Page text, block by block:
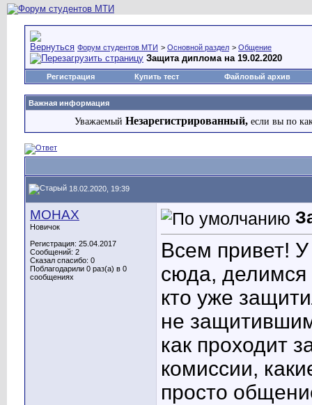
Форум студентов МТИ > Основной раздел > Общение
Защита диплома на 19.02.2020
Регистрация Купить тест Файловый архив
Важная информация
Уважаемый Незарегистрированный, если вы по
18.02.2020, 19:39
MOHAX
Новичок
Регистрация: 25.04.2017
Сообщений: 2
Сказал спасибо: 0
Поблагодарили 0 раз(а) в 0
сообщениях
Всем привет!
сюда, делимся
кто уже
не
как проходит
комиссии,
просто